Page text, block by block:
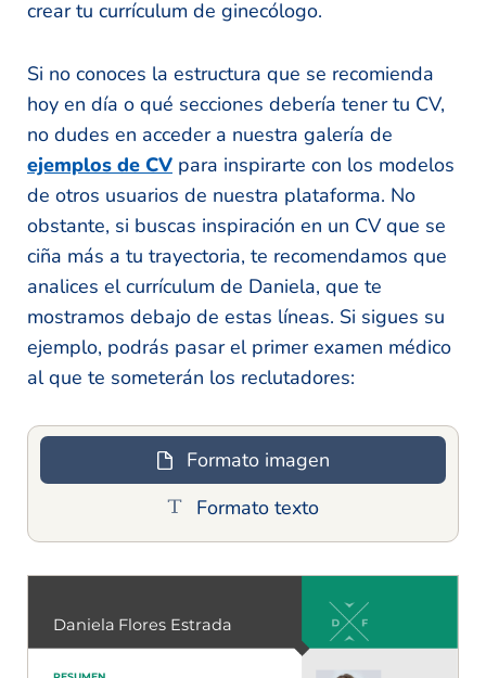
crear tu currículum de ginecólogo.
Si no conoces la estructura que se recomienda
hoy en día o qué secciones debería tener tu CV,
no dudes en acceder a nuestra galería de
ejemplos de CV para inspirarte con los modelos
de otros usuarios de nuestra plataforma. No
obstante, si buscas inspiración en un CV que se
ciña más a tu trayectoria, te recomendamos que
analices el currículum de Daniela, que te
mostramos debajo de estas líneas. Si sigues su
ejemplo, podrás pasar el primer examen médico
al que te someterán los reclutadores:
Formato imagen
Formato texto